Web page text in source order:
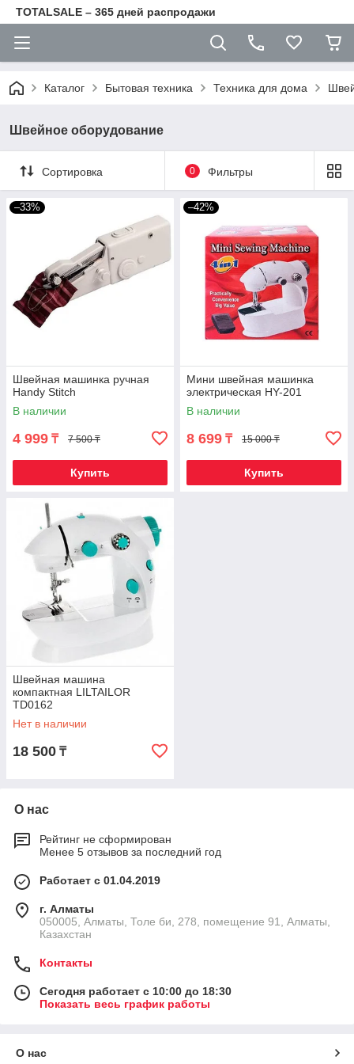
TOTALSALE – 365 дней распродажи
Каталог Бытовая техника Техника для дома
Швейное оборудование
Сортировка 0 Фильтры
–33%
Швейная машинка ручная
Handy Stitch
В наличии
4 999 ₸ 7 500 ₸
Купить
–42%
Мини швейная машинка
электрическая HY-201
В наличии
8 699 ₸ 15 000 ₸
Купить
Швейная машина
компактная LILTAILOR
TD0162
Нет в наличии
18 500 ₸
О нас
Рейтинг не сформирован
Менее 5 отзывов за последний год
Работает с 01.04.2019
г. Алматы
050005, Алматы, Толе би, 278, помещение 91, Алматы,
Казахстан
Контакты
Сегодня работает с 10:00 до 18:30
Показать весь график работы
О нас